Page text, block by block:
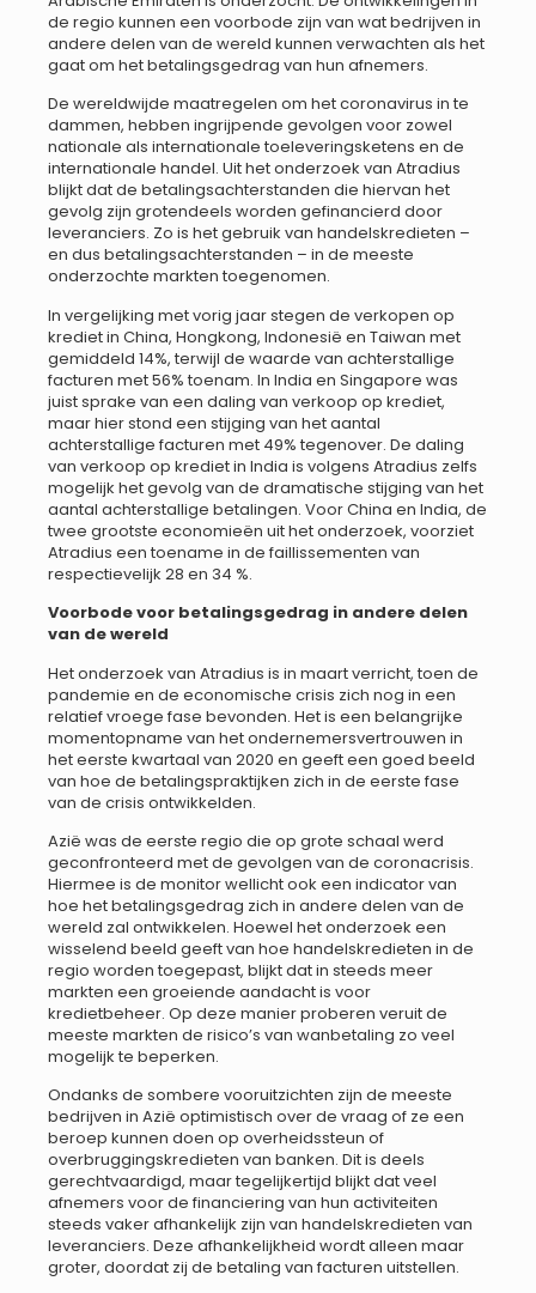
de regio kunnen een voorbode zijn van wat bedrijven in
andere delen van de wereld kunnen verwachten als het
gaat om het betalingsgedrag van hun afnemers.
De wereldwijde maatregelen om het coronavirus in te
dammen, hebben ingrijpende gevolgen voor zowel
nationale als internationale toeleveringsketens en de
internationale handel. Uit het onderzoek van Atradius
blijkt dat de betalingsachterstanden die hiervan het
gevolg zijn grotendeels worden gefinancierd door
leveranciers. Zo is het gebruik van handelskredieten –
en dus betalingsachterstanden – in de meeste
onderzochte markten toegenomen.
In vergelijking met vorig jaar stegen de verkopen op
krediet in China, Hongkong, Indonesië en Taiwan met
gemiddeld 14%, terwijl de waarde van achterstallige
facturen met 56% toenam. In India en Singapore was
juist sprake van een daling van verkoop op krediet,
maar hier stond een stijging van het aantal
achterstallige facturen met 49% tegenover. De daling
van verkoop op krediet in India is volgens Atradius zelfs
mogelijk het gevolg van de dramatische stijging van het
aantal achterstallige betalingen. Voor China en India, de
twee grootste economieën uit het onderzoek, voorziet
Atradius een toename in de faillissementen van
respectievelijk 28 en 34 %.
Voorbode voor betalingsgedrag in andere delen
van de wereld
Het onderzoek van Atradius is in maart verricht, toen de
pandemie en de economische crisis zich nog in een
relatief vroege fase bevonden. Het is een belangrijke
momentopname van het ondernemersvertrouwen in
het eerste kwartaal van 2020 en geeft een goed beeld
van hoe de betalingspraktijken zich in de eerste fase
van de crisis ontwikkelden.
Azië was de eerste regio die op grote schaal werd
geconfronteerd met de gevolgen van de coronacrisis.
Hiermee is de monitor wellicht ook een indicator van
hoe het betalingsgedrag zich in andere delen van de
wereld zal ontwikkelen. Hoewel het onderzoek een
wisselend beeld geeft van hoe handelskredieten in de
regio worden toegepast, blijkt dat in steeds meer
markten een groeiende aandacht is voor
kredietbeheer. Op deze manier proberen veruit de
meeste markten de risico’s van wanbetaling zo veel
mogelijk te beperken.
Ondanks de sombere vooruitzichten zijn de meeste
bedrijven in Azië optimistisch over de vraag of ze een
beroep kunnen doen op overheidssteun of
overbruggingskredieten van banken. Dit is deels
gerechtvaardigd, maar tegelijkertijd blijkt dat veel
afnemers voor de financiering van hun activiteiten
steeds vaker afhankelijk zijn van handelskredieten van
leveranciers. Deze afhankelijkheid wordt alleen maar
groter, doordat zij de betaling van facturen uitstellen.